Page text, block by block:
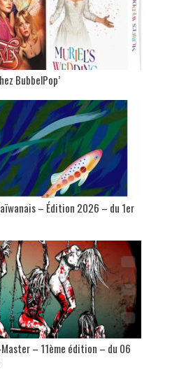
BubbelPop’
– Édition 2026 – du 1er
– 11ème édition – du 06